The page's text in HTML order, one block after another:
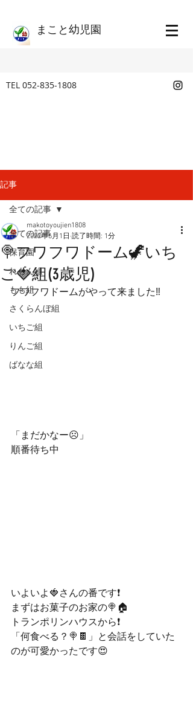
​まこと幼児園
TEL 052-835-1808
記事
全ての記事
保育園
れもん組
もも組
さくらんぼ組
いちご組
りんご組
ばなな組
全ての記事
🍭フワフワドーム🦖いち
ご🍓組(3歳児)
makotoyoujien1808
2022年6月1日 読了時間: 1分
フワフワドームがやって来ました‼️
「まだかなー☹️」
順番待ち中
いよいよ🍓さんの番です❗️
まずはお菓子のお家の🍭🏠
トランポリンハウスから❗️
「何食べる？🍭🍫」と会話をしていた
のが可愛かったです😍